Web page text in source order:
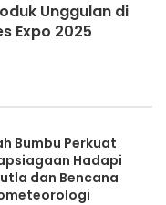
Unggulan di
Expo 2025
Bumbu Perkuat
Hadapi
dan Bencana